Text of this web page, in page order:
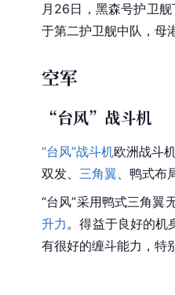
月26日，黑森号护卫
于第二护卫舰中队，母
空军
“台风”战斗机
“台风”战斗机欧洲战斗
双发、 三角翼、鸭式布
“台风”采用鸭式三角翼
升力。得益于良好的机
有很好的缠斗能力，特